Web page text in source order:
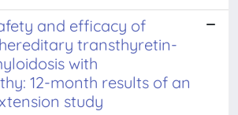
and efficacy of
transthyretin-
with
12-month results of an
study